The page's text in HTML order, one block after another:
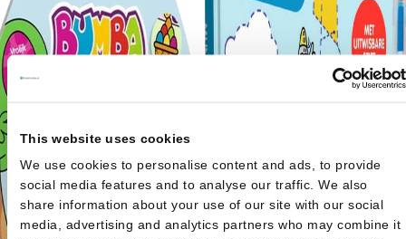
This website uses cookies
We use cookies to personalise content and ads, to provide
social media features and to analyse our traffic. We also
share information about your use of our site with our social
media, advertising and analytics partners who may combine it